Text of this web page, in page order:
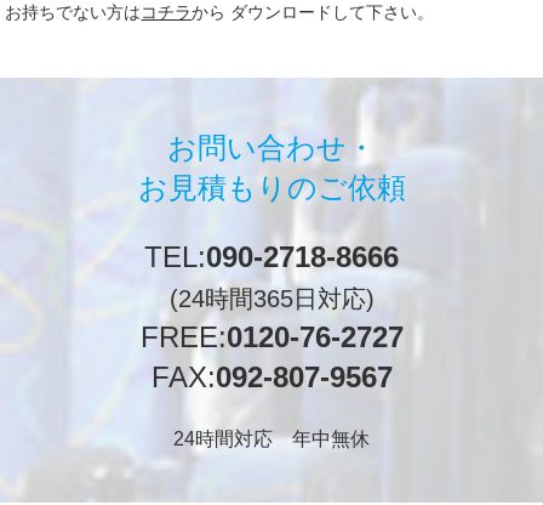
お持ちでない方はコチラから ダウンロードして下さい。
お問い合わせ・
お見積もりのご依頼
TEL:090-2718-8666
(24時間365日対応)
FREE:0120-76-2727
FAX:092-807-9567
24時間対応 年中無休